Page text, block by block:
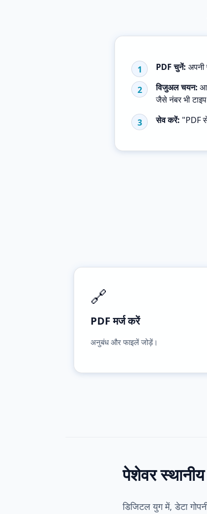
1 PDF चुनें:
2 विजुअल चयन:
जैसे नंबर भी
3 सेव करें: "PDF
🔗
PDF मर्ज करें
अनुबंध और फाइलें जोड़ें।
पेशेवर
डिजिटल युग में, डेटा